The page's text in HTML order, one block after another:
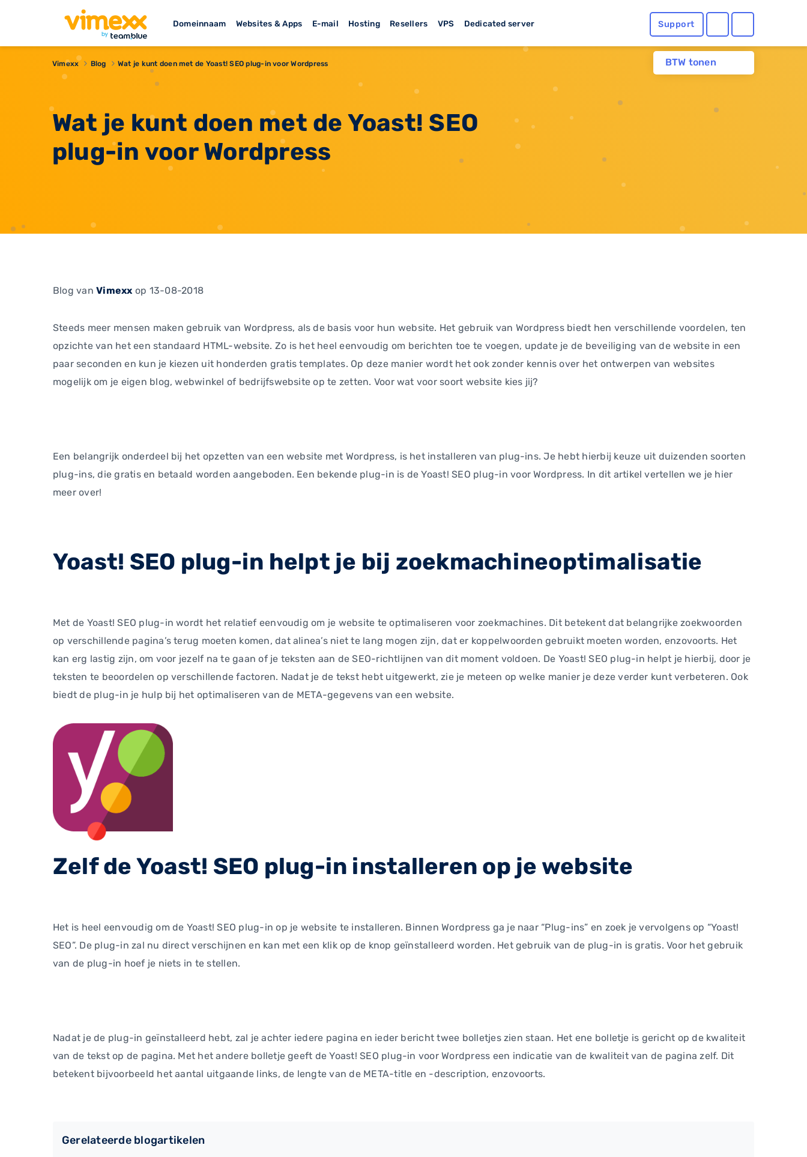
Domeinnaam Websites & Apps E-mail Hosting Resellers VPS Dedicated server Support
BTW tonen
Vimexx Blog Wat je kunt doen met de Yoast! SEO plug-in voor Wordpress
Wat je kunt doen met de Yoast! SEO
plug-in voor Wordpress
Blog vanVimexx op 13-08-2018
Steeds meer mensen maken gebruik van Wordpress, als de basis voor hun website. Het gebruik van Wordpress biedt hen verschillende voordelen, ten
opzichte van het een standaard HTML-website. Zo is het heel eenvoudig om berichten toe te voegen, update je de beveiliging van de website in een
paar seconden en kun je kiezen uit honderden gratis templates. Op deze manier wordt het ook zonder kennis over het ontwerpen van websites
mogelijk om je eigen blog, webwinkel of bedrijfswebsite op te zetten. Voor wat voor soort website kies jij?
Een belangrijk onderdeel bij het opzetten van een website met Wordpress, is het installeren van plug-ins. Je hebt hierbij keuze uit duizenden soorten
plug-ins, die gratis en betaald worden aangeboden. Een bekende plug-in is de Yoast! SEO plug-in voor Wordpress. In dit artikel vertellen we je hier
meer over!
Yoast! SEO plug-in helpt je bij zoekmachineoptimalisatie
Met de Yoast! SEO plug-in wordt het relatief eenvoudig om je website te optimaliseren voor zoekmachines. Dit betekent dat belangrijke zoekwoorden
op verschillende pagina’s terug moeten komen, dat alinea’s niet te lang mogen zijn, dat er koppelwoorden gebruikt moeten worden, enzovoorts. Het
kan erg lastig zijn, om voor jezelf na te gaan of je teksten aan de SEO-richtlijnen van dit moment voldoen. De Yoast! SEO plug-in helpt je hierbij, door je
teksten te beoordelen op verschillende factoren. Nadat je de tekst hebt uitgewerkt, zie je meteen op welke manier je deze verder kunt verbeteren. Ook
biedt de plug-in je hulp bij het optimaliseren van de META-gegevens van een website.
Zelf de Yoast! SEO plug-in installeren op je website
Het is heel eenvoudig om de Yoast! SEO plug-in op je website te installeren. Binnen Wordpress ga je naar “Plug-ins” en zoek je vervolgens op “Yoast!
SEO”. De plug-in zal nu direct verschijnen en kan met een klik op de knop geïnstalleerd worden. Het gebruik van de plug-in is gratis. Voor het gebruik
van de plug-in hoef je niets in te stellen.
Nadat je de plug-in geïnstalleerd hebt, zal je achter iedere pagina en ieder bericht twee bolletjes zien staan. Het ene bolletje is gericht op de kwaliteit
van de tekst op de pagina. Met het andere bolletje geeft de Yoast! SEO plug-in voor Wordpress een indicatie van de kwaliteit van de pagina zelf. Dit
betekent bijvoorbeeld het aantal uitgaande links, de lengte van de META-title en -description, enzovoorts.
Gerelateerde blogartikelen